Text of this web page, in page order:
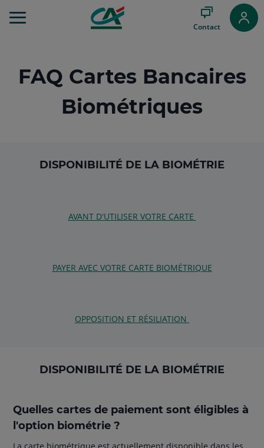
au
Aller
au
Contact
FAQ Cartes Bancaires
Biométriques
DISPONIBILITÉ DE LA BIOMÉTRIE
AVANT D'UTILISER VOTRE CARTE
PAYER AVEC VOTRE CARTE BIOMÉTRIQUE
OPPOSITION ET RÉSILIATION
DISPONIBILITÉ DE LA BIOMÉTRIE
Quelles cartes de paiement sont éligibles à
l'option biométrie ?